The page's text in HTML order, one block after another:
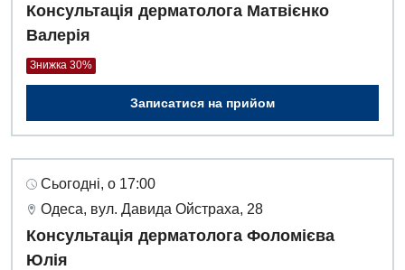
Консультація дерматолога Матвієнко
Валерія
Знижка 30%
Записатися на прийом
Сьогодні, о 17:00
Одеса, вул. Давида Ойстраха, 28
Консультація дерматолога Фоломієва
Юлія